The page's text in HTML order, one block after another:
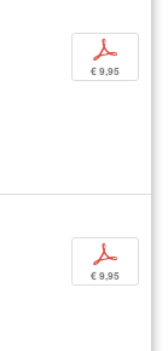
p
€ 9,95
p
€ 9,95